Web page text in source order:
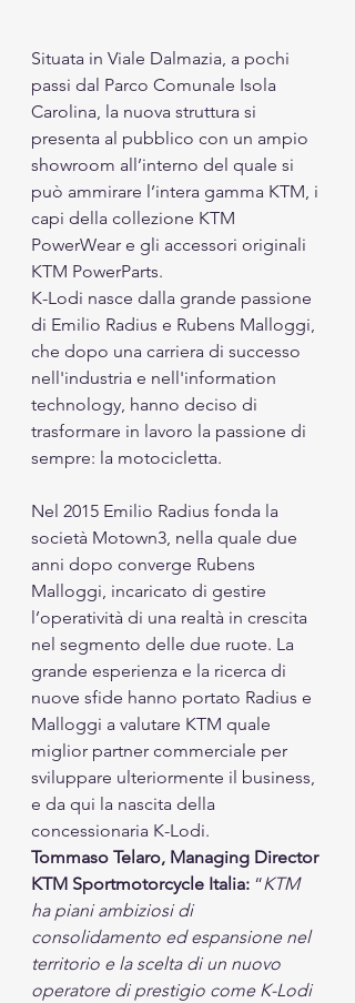
Situata in Viale Dalmazia, a pochi
passi dal Parco Comunale Isola
Carolina, la nuova struttura si
presenta al pubblico con un ampio
showroom all’interno del quale si
può ammirare l’intera gamma KTM, i
capi della collezione KTM
PowerWear e gli accessori originali
KTM PowerParts.
K-Lodi nasce dalla grande passione
di Emilio Radius e Rubens Malloggi,
che dopo una carriera di successo
nell'industria e nell'information
technology, hanno deciso di
trasformare in lavoro la passione di
sempre: la motocicletta.
Nel 2015 Emilio Radius fonda la
società Motown3, nella quale due
anni dopo converge Rubens
Malloggi, incaricato di gestire
l’operatività di una realtà in crescita
nel segmento delle due ruote. La
grande esperienza e la ricerca di
nuove sfide hanno portato Radius e
Malloggi a valutare KTM quale
miglior partner commerciale per
sviluppare ulteriormente il business,
e da qui la nascita della
concessionaria K-Lodi.
Tommaso Telaro, Managing Director
KTM Sportmotorcycle Italia: “KTM
ha piani ambiziosi di
consolidamento ed espansione nel
territorio e la scelta di un nuovo
operatore di prestigio come K-Lodi